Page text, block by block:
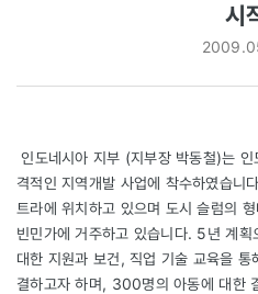
시
인도네시아 지부 (지부장 박동철)는
격적인 지역개발 사업에 착수하였습니
트라에 위치하고 있으며 도시 슬럼의
빈민가에 거주하고 있습니다. 5년 계
대한 지원과 보건, 직업 기술 교육을
결하고자 하며, 300명의 아동에 대한